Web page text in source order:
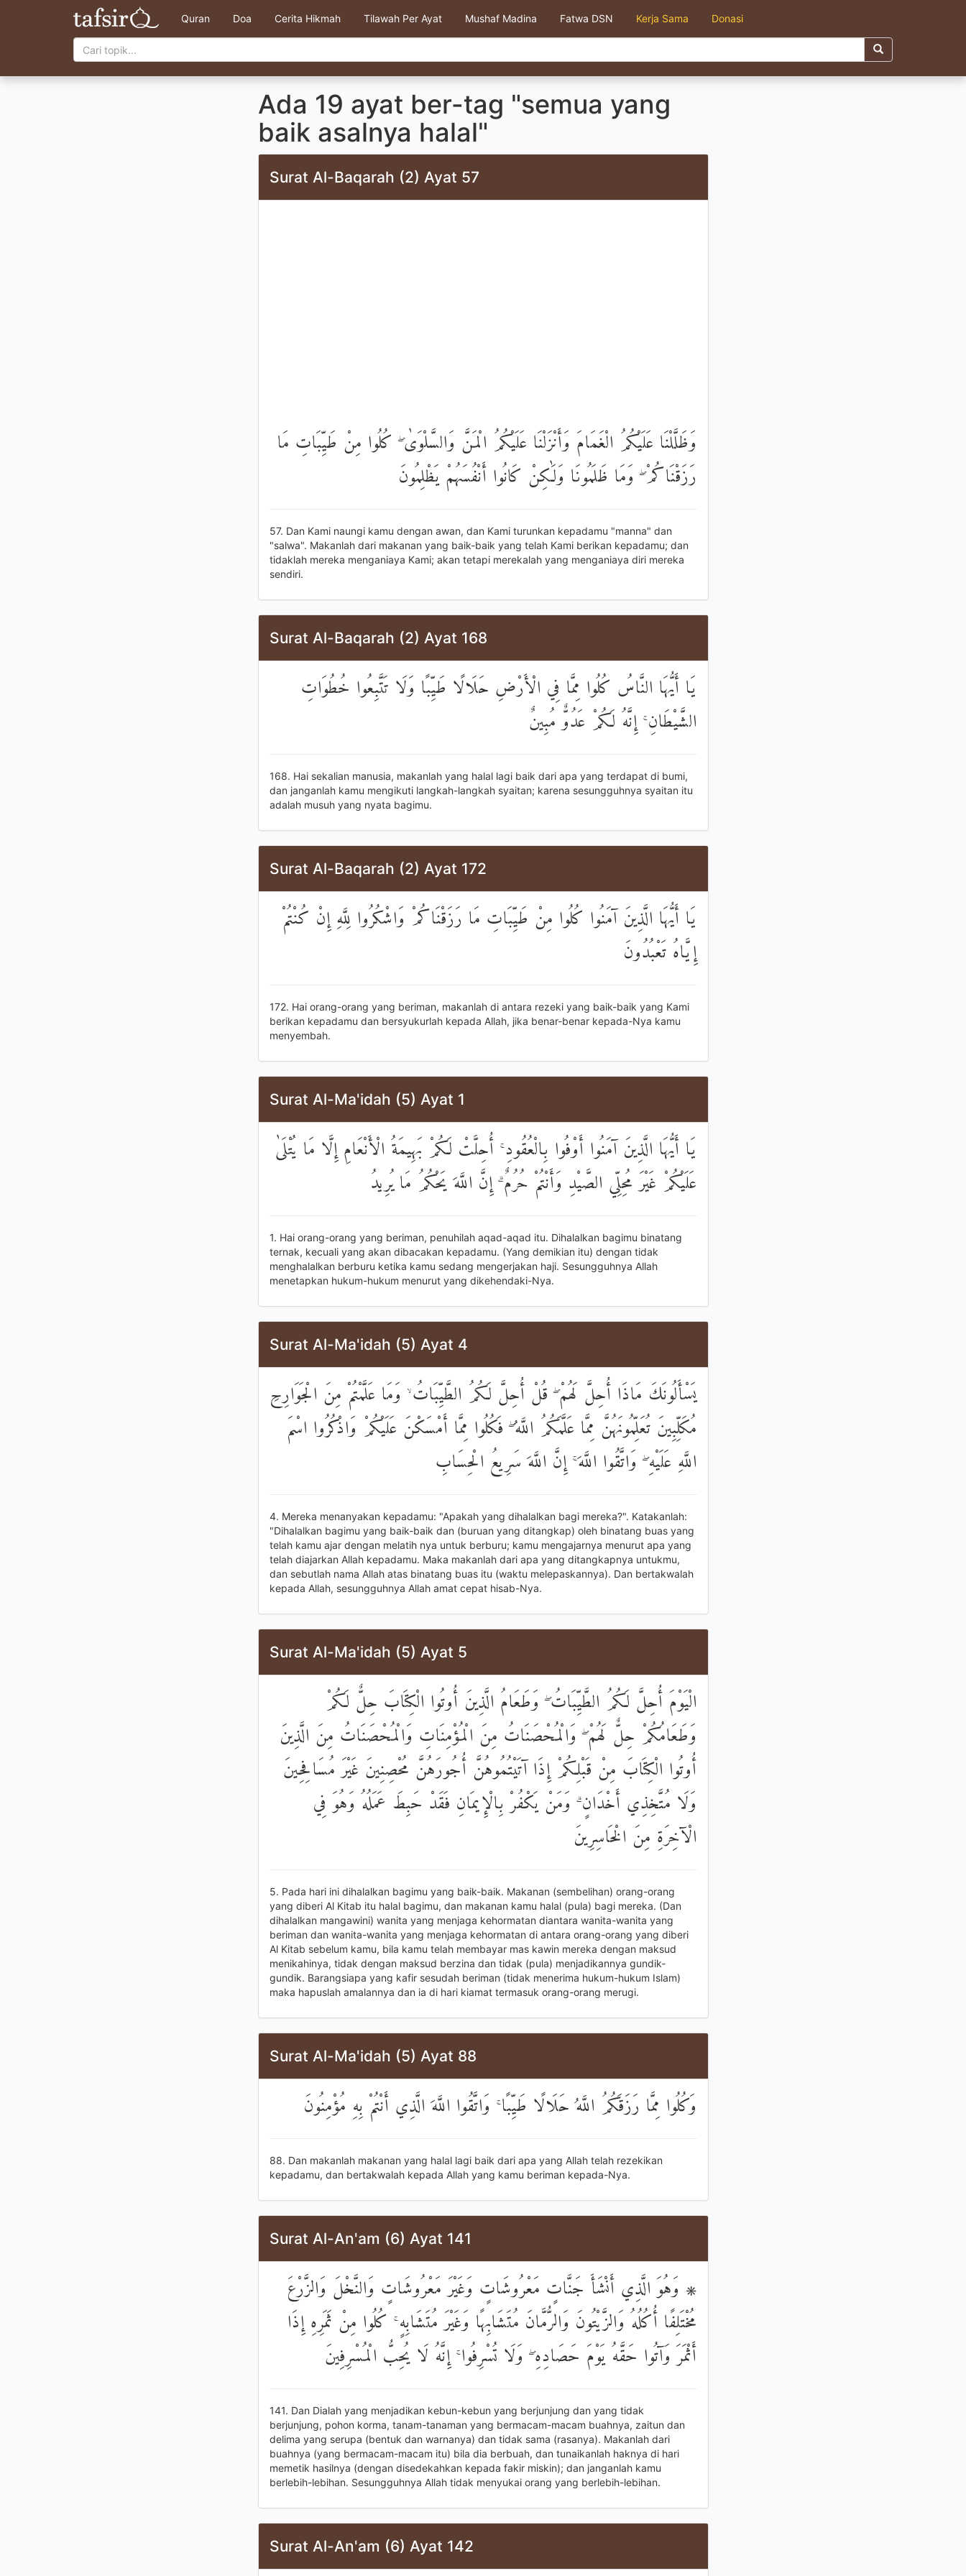
Quran Doa Cerita Hikmah Tilawah Per Ayat Mushaf Madina Fatwa DSN Kerja Sama Donasi
Ada 19 ayat ber-tag "semua yang
baik asalnya halal"
Surat Al-Baqarah (2) Ayat 57
وَظَلَّلْنَا عَلَيْكُمُ الْغَمَامَ وَأَنْزَلْنَا عَلَيْكُمُ الْمَنَّ وَالسَّلْوَىٰ ۖ كُلُوا مِنْ طَيِّبَاتِ مَا
رَزَقْنَاكُمْ ۖ وَمَا ظَلَمُونَا وَلَٰكِنْ كَانُوا أَنْفُسَهُمْ يَظْلِمُونَ
57. Dan Kami naungi kamu dengan awan, dan Kami turunkan kepadamu "manna" dan
"salwa". Makanlah dari makanan yang baik-baik yang telah Kami berikan kepadamu; dan
tidaklah mereka menganiaya Kami; akan tetapi merekalah yang menganiaya diri mereka
sendiri.
Surat Al-Baqarah (2) Ayat 168
يَا أَيُّهَا النَّاسُ كُلُوا مِمَّا فِي الْأَرْضِ حَلَالًا طَيِّبًا وَلَا تَتَّبِعُوا خُطُوَاتِ
الشَّيْطَانِ ۚ إِنَّهُ لَكُمْ عَدُوٌّ مُبِينٌ
168. Hai sekalian manusia, makanlah yang halal lagi baik dari apa yang terdapat di bumi,
dan janganlah kamu mengikuti langkah-langkah syaitan; karena sesungguhnya syaitan itu
adalah musuh yang nyata bagimu.
Surat Al-Baqarah (2) Ayat 172
يَا أَيُّهَا الَّذِينَ آمَنُوا كُلُوا مِنْ طَيِّبَاتِ مَا رَزَقْنَاكُمْ وَاشْكُرُوا لِلَّهِ إِنْ كُنْتُمْ
إِيَّاهُ تَعْبُدُونَ
172. Hai orang-orang yang beriman, makanlah di antara rezeki yang baik-baik yang Kami
berikan kepadamu dan bersyukurlah kepada Allah, jika benar-benar kepada-Nya kamu
menyembah.
Surat Al-Ma'idah (5) Ayat 1
يَا أَيُّهَا الَّذِينَ آمَنُوا أَوْفُوا بِالْعُقُودِ ۚ أُحِلَّتْ لَكُمْ بَهِيمَةُ الْأَنْعَامِ إِلَّا مَا يُتْلَىٰ
عَلَيْكُمْ غَيْرَ مُحِلِّي الصَّيْدِ وَأَنْتُمْ حُرُمٌ ۗ إِنَّ اللَّهَ يَحْكُمُ مَا يُرِيدُ
1. Hai orang-orang yang beriman, penuhilah aqad-aqad itu. Dihalalkan bagimu binatang
ternak, kecuali yang akan dibacakan kepadamu. (Yang demikian itu) dengan tidak
menghalalkan berburu ketika kamu sedang mengerjakan haji. Sesungguhnya Allah
menetapkan hukum-hukum menurut yang dikehendaki-Nya.
Surat Al-Ma'idah (5) Ayat 4
يَسْأَلُونَكَ مَاذَا أُحِلَّ لَهُمْ ۖ قُلْ أُحِلَّ لَكُمُ الطَّيِّبَاتُ ۙ وَمَا عَلَّمْتُمْ مِنَ الْجَوَارِحِ
مُكَلِّبِينَ تُعَلِّمُونَهُنَّ مِمَّا عَلَّمَكُمُ اللَّهُ ۖ فَكُلُوا مِمَّا أَمْسَكْنَ عَلَيْكُمْ وَاذْكُرُوا اسْمَ
اللَّهِ عَلَيْهِ ۖ وَاتَّقُوا اللَّهَ ۚ إِنَّ اللَّهَ سَرِيعُ الْحِسَابِ
4. Mereka menanyakan kepadamu: "Apakah yang dihalalkan bagi mereka?". Katakanlah:
"Dihalalkan bagimu yang baik-baik dan (buruan yang ditangkap) oleh binatang buas yang
telah kamu ajar dengan melatih nya untuk berburu; kamu mengajarnya menurut apa yang
telah diajarkan Allah kepadamu. Maka makanlah dari apa yang ditangkapnya untukmu,
dan sebutlah nama Allah atas binatang buas itu (waktu melepaskannya). Dan bertakwalah
kepada Allah, sesungguhnya Allah amat cepat hisab-Nya.
Surat Al-Ma'idah (5) Ayat 5
الْيَوْمَ أُحِلَّ لَكُمُ الطَّيِّبَاتُ ۖ وَطَعَامُ الَّذِينَ أُوتُوا الْكِتَابَ حِلٌّ لَكُمْ
وَطَعَامُكُمْ حِلٌّ لَهُمْ ۖ وَالْمُحْصَنَاتُ مِنَ الْمُؤْمِنَاتِ وَالْمُحْصَنَاتُ مِنَ الَّذِينَ
أُوتُوا الْكِتَابَ مِنْ قَبْلِكُمْ إِذَا آتَيْتُمُوهُنَّ أُجُورَهُنَّ مُحْصِنِينَ غَيْرَ مُسَافِحِينَ
وَلَا مُتَّخِذِي أَخْدَانٍ ۗ وَمَنْ يَكْفُرْ بِالْإِيمَانِ فَقَدْ حَبِطَ عَمَلُهُ وَهُوَ فِي
الْآخِرَةِ مِنَ الْخَاسِرِينَ
5. Pada hari ini dihalalkan bagimu yang baik-baik. Makanan (sembelihan) orang-orang
yang diberi Al Kitab itu halal bagimu, dan makanan kamu halal (pula) bagi mereka. (Dan
dihalalkan mangawini) wanita yang menjaga kehormatan diantara wanita-wanita yang
beriman dan wanita-wanita yang menjaga kehormatan di antara orang-orang yang diberi
Al Kitab sebelum kamu, bila kamu telah membayar mas kawin mereka dengan maksud
menikahinya, tidak dengan maksud berzina dan tidak (pula) menjadikannya gundik-
gundik. Barangsiapa yang kafir sesudah beriman (tidak menerima hukum-hukum Islam)
maka hapuslah amalannya dan ia di hari kiamat termasuk orang-orang merugi.
Surat Al-Ma'idah (5) Ayat 88
وَكُلُوا مِمَّا رَزَقَكُمُ اللَّهُ حَلَالًا طَيِّبًا ۚ وَاتَّقُوا اللَّهَ الَّذِي أَنْتُمْ بِهِ مُؤْمِنُونَ
88. Dan makanlah makanan yang halal lagi baik dari apa yang Allah telah rezekikan
kepadamu, dan bertakwalah kepada Allah yang kamu beriman kepada-Nya.
Surat Al-An'am (6) Ayat 141
۞ وَهُوَ الَّذِي أَنْشَأَ جَنَّاتٍ مَعْرُوشَاتٍ وَغَيْرَ مَعْرُوشَاتٍ وَالنَّخْلَ وَالزَّرْعَ
مُخْتَلِفًا أُكُلُهُ وَالزَّيْتُونَ وَالرُّمَّانَ مُتَشَابِهًا وَغَيْرَ مُتَشَابِهٍ ۚ كُلُوا مِنْ ثَمَرِهِ إِذَا
أَثْمَرَ وَآتُوا حَقَّهُ يَوْمَ حَصَادِهِ ۖ وَلَا تُسْرِفُوا ۚ إِنَّهُ لَا يُحِبُّ الْمُسْرِفِينَ
141. Dan Dialah yang menjadikan kebun-kebun yang berjunjung dan yang tidak
berjunjung, pohon korma, tanam-tanaman yang bermacam-macam buahnya, zaitun dan
delima yang serupa (bentuk dan warnanya) dan tidak sama (rasanya). Makanlah dari
buahnya (yang bermacam-macam itu) bila dia berbuah, dan tunaikanlah haknya di hari
memetik hasilnya (dengan disedekahkan kepada fakir miskin); dan janganlah kamu
berlebih-lebihan. Sesungguhnya Allah tidak menyukai orang yang berlebih-lebihan.
Surat Al-An'am (6) Ayat 142